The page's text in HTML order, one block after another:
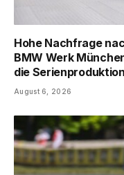
Hohe Nachfrage
BMW Werk
die
August 6, 2026